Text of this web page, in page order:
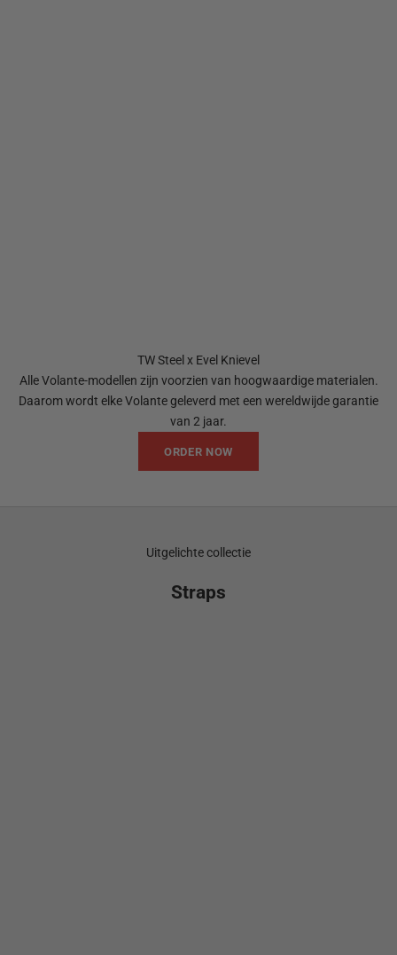
TW Steel x Evel Knievel
Alle Volante-modellen zijn voorzien van hoogwaardige materialen.
Daarom wordt elke Volante geleverd met een wereldwijde garantie
van 2 jaar.
ORDER NOW
Uitgelichte collectie
Straps